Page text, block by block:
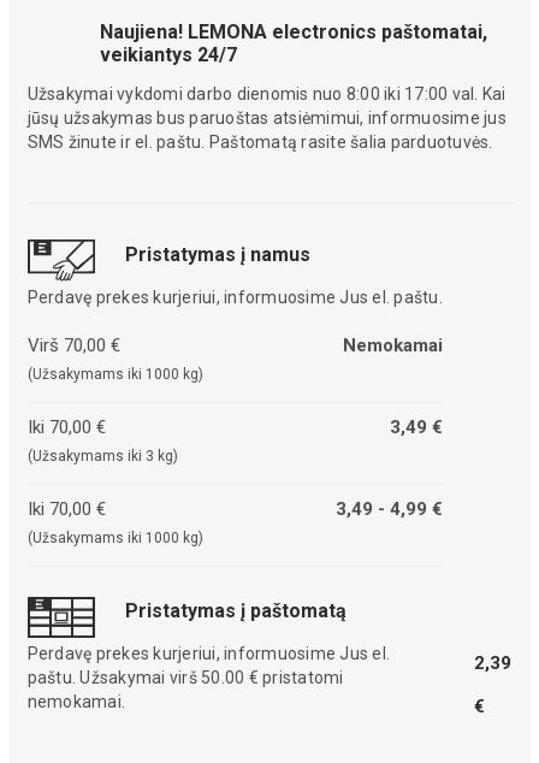
Naujiena! LEMONA electronics paštomatai,
veikiantys 24/7
Užsakymai vykdomi darbo dienomis nuo 8:00 iki 17:00 val. Kai
jūsų užsakymas bus paruoštas atsiėmimui, informuosime jus
SMS žinute ir el. paštu. Paštomatą rasite šalia parduotuvės.
Pristatymas į namus
Perdavę prekes kurjeriui, informuosime Jus el. paštu.
Virš 70,00 €
(Užsakymams iki 1000 kg)
Nemokamai
Iki 70,00 €
(Užsakymams iki 3 kg)
3,49 €
Iki 70,00 €
(Užsakymams iki 1000 kg)
3,49 - 4,99 €
Pristatymas į paštomatą
Perdavę prekes kurjeriui, informuosime Jus el.
paštu. Užsakymai virš 50.00 € pristatomi
nemokamai.
2,39
€